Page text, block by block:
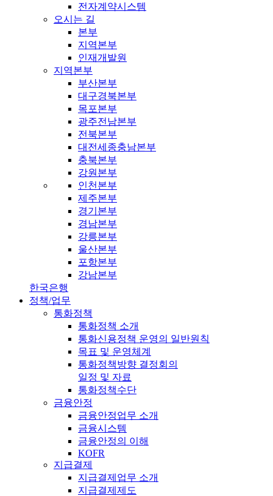
전자계약시스템
오시는 길
본부
지역본부
인재개발원
지역본부
부산본부
대구경북본부
목포본부
광주전남본부
전북본부
대전세종충남본부
충북본부
강원본부
인천본부
제주본부
경기본부
경남본부
강릉본부
울산본부
포항본부
강남본부
한국은행
정책/업무
통화정책
통화정책 소개
통화신용정책 운영의 일반원칙
목표 및 운영체계
통화정책방향 결정회의
일정 및 자료
통화정책수단
금융안정
금융안정업무 소개
금융시스템
금융안정의 이해
KOFR
지급결제
지급결제업무 소개
지급결제제도